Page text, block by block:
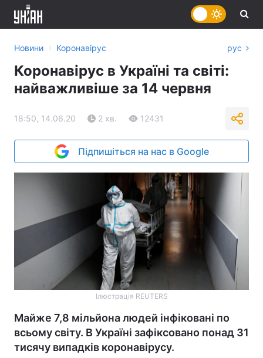
Новини › Коронавірус рус
Коронавірус в Україні та світі:
найважливіше за 14 червня
18:50, 14.06.20 2 хв. 12431
Підпишіться на нас в Google
Ілюстрація REUTERS
Майже 7,8 мільйона людей інфіковані по
всьому світу. В Україні зафіксовано понад 31
тисячу випадків коронавірусу.